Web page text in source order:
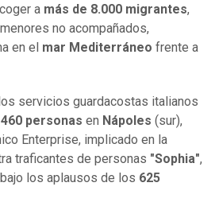
a más de 8.000 migrantes,
no acompañados,
en el mar Mediterráneo frente a
servicios guardacostas italianos
personas en Nápoles (sur),
Enterprise, implicado en la
traficantes de personas "Sophia",
los aplausos de los 625